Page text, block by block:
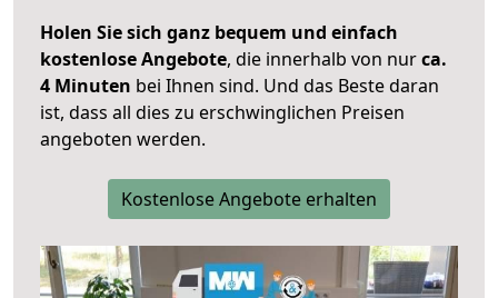
Holen Sie sich ganz bequem und einfach
kostenlose Angebote, die innerhalb von nurca.
4 Minuten bei Ihnen sind. Und das Beste daran
ist, dass all dies zu erschwinglichen Preisen
angeboten werden.
Kostenlose Angebote erhalten